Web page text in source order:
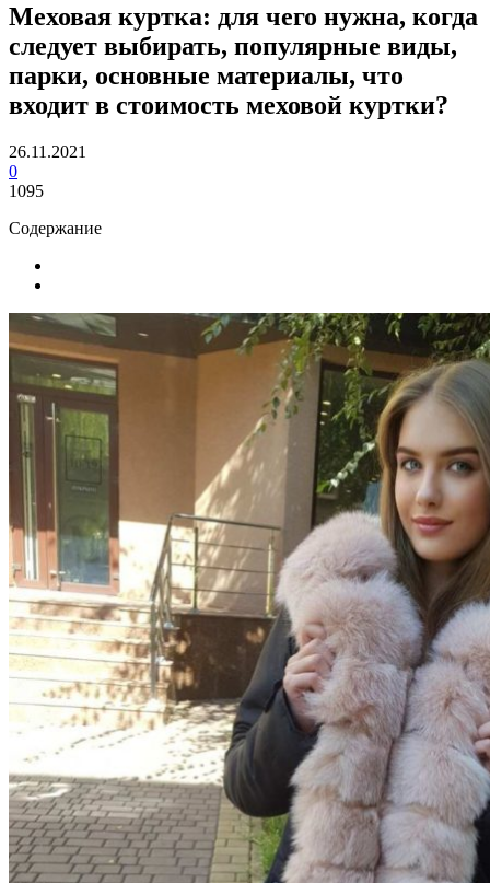
Меховая куртка: для чего нужна, когда
следует выбирать, популярные виды,
парки, основные материалы, что
входит в стоимость меховой куртки?
26.11.2021
0
1095
Содержание